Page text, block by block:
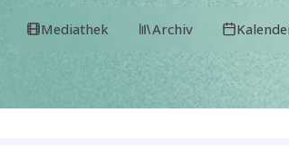
Mediathek Archiv